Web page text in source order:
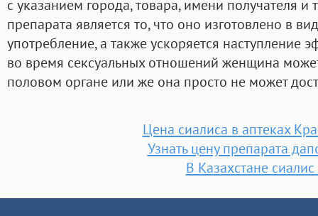
с указанием города, товара, имени получателя
препарата является то, что оно изготовлено в
употребление, а также ускоряется наступление
во время сексуальных отношений женщина
половом органе или же она просто не может
Цена сиалиса в аптеках
Узнать цену препарата
В Казахстане